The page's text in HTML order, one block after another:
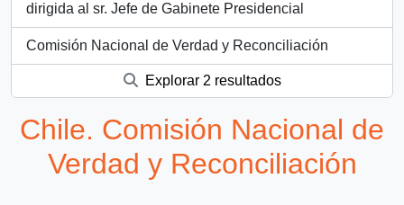
dirigida al sr. Jefe de Gabinete Presidencial
Comisión Nacional de Verdad y Reconciliación
Explorar 2 resultados
Chile. Comisión Nacional de
Verdad y Reconciliación